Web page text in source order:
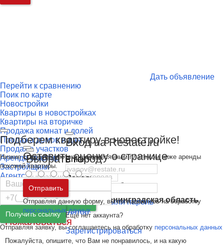
Дать объявление
Перейти к сравнению
Поик по карте
Новостройки
Квартиры в новостройках
Квартиры на вторичке
Продажа комнат и долей
Продажа домов и дач
Продажа участков
Аренда квартир
Застройщики
Агентства
Каталог специалистов
Новости недвижимости
Графики и индексы цен
Ипотечный калькулятор
Выбрать город
Москва и
Московская область
Санкт-Петербург иЛенинградская область
Вход на Restate.ru
Email
Пароль
Войти Забыли пароль
Ещё нет аккаунта?
Зарегистрироваться
Пожаловаться
Пожалуйста, опишите, что Вам не понравилось, и на какую
Подберем квартиру в новостройке!
Низкие ставки по ипотеке с ежемесячным платежом ниже аренды
похожей квартиры.
Получить ссылку
Отправляя заявку, вы соглашаетесь на обработку персональных данных
Оставить оценку о странице
Отправить
Отправляя данную форму, вы соглашаетесь на обработку
персональных данных